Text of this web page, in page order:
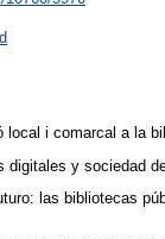
local i comarcal a la
digitales y sociedad
las bibliotecas